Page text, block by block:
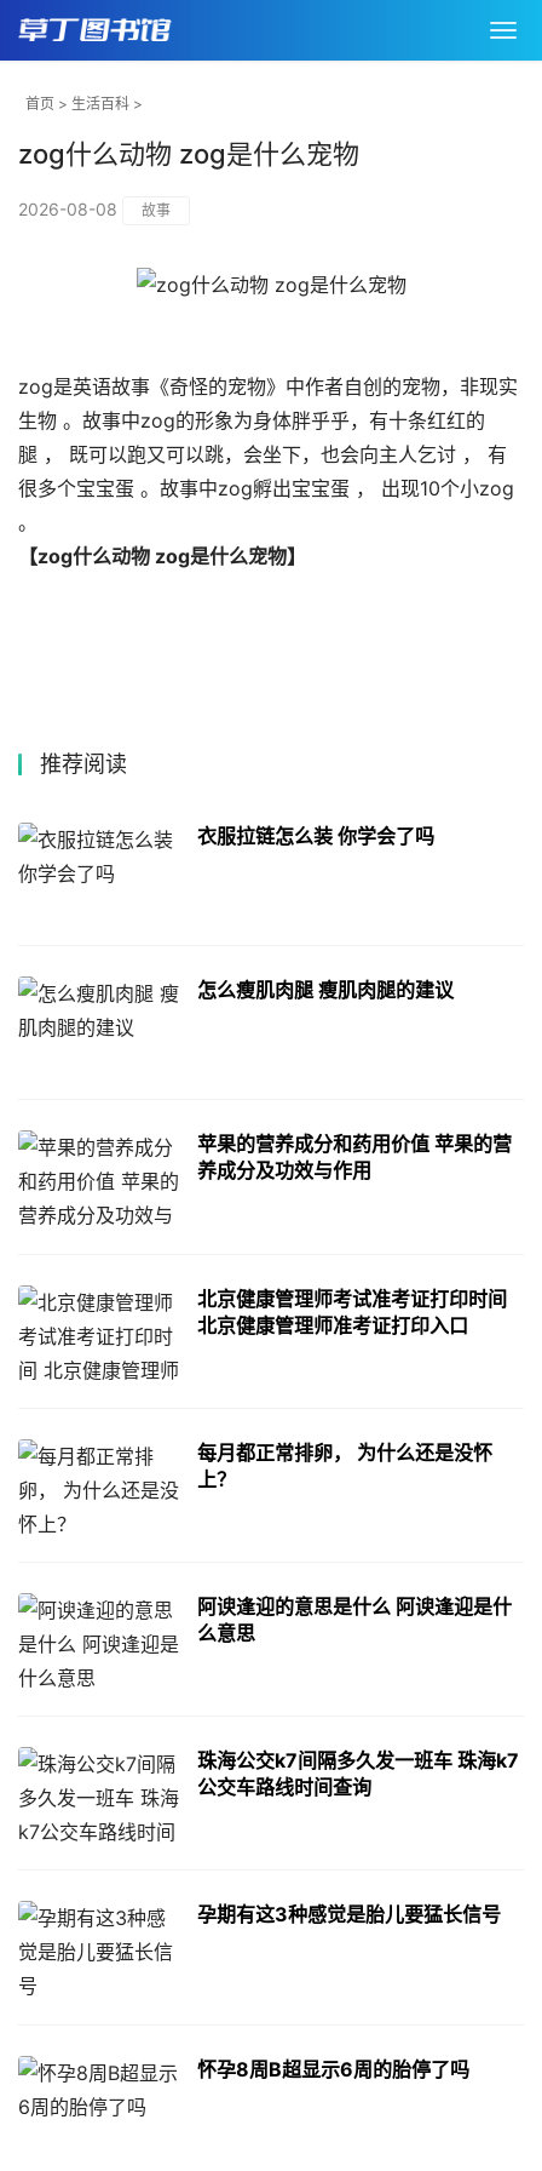
首页 > 生活百科 >
zog什么动物 zog是什么宠物
2026-08-08 故事
zog是英语故事《奇怪的宠物》中作者自创的宠物，非现实
生物 。故事中zog的形象为身体胖乎乎，有十条红红的
腿 ， 既可以跑又可以跳，会坐下，也会向主人乞讨 ， 有
很多个宝宝蛋 。故事中zog孵出宝宝蛋 ， 出现10个小zog
。
【zog什么动物 zog是什么宠物】
推荐阅读
衣服拉链怎么装 你学会了吗
怎么瘦肌肉腿 瘦肌肉腿的建议
苹果的营养成分和药用价值 苹果的营
养成分及功效与作用
北京健康管理师考试准考证打印时间
北京健康管理师准考证打印入口
每月都正常排卵， 为什么还是没怀
上？
阿谀逢迎的意思是什么 阿谀逢迎是什
么意思
珠海公交k7间隔多久发一班车 珠海k7
公交车路线时间查询
孕期有这3种感觉是胎儿要猛长信号
怀孕8周B超显示6周的胎停了吗